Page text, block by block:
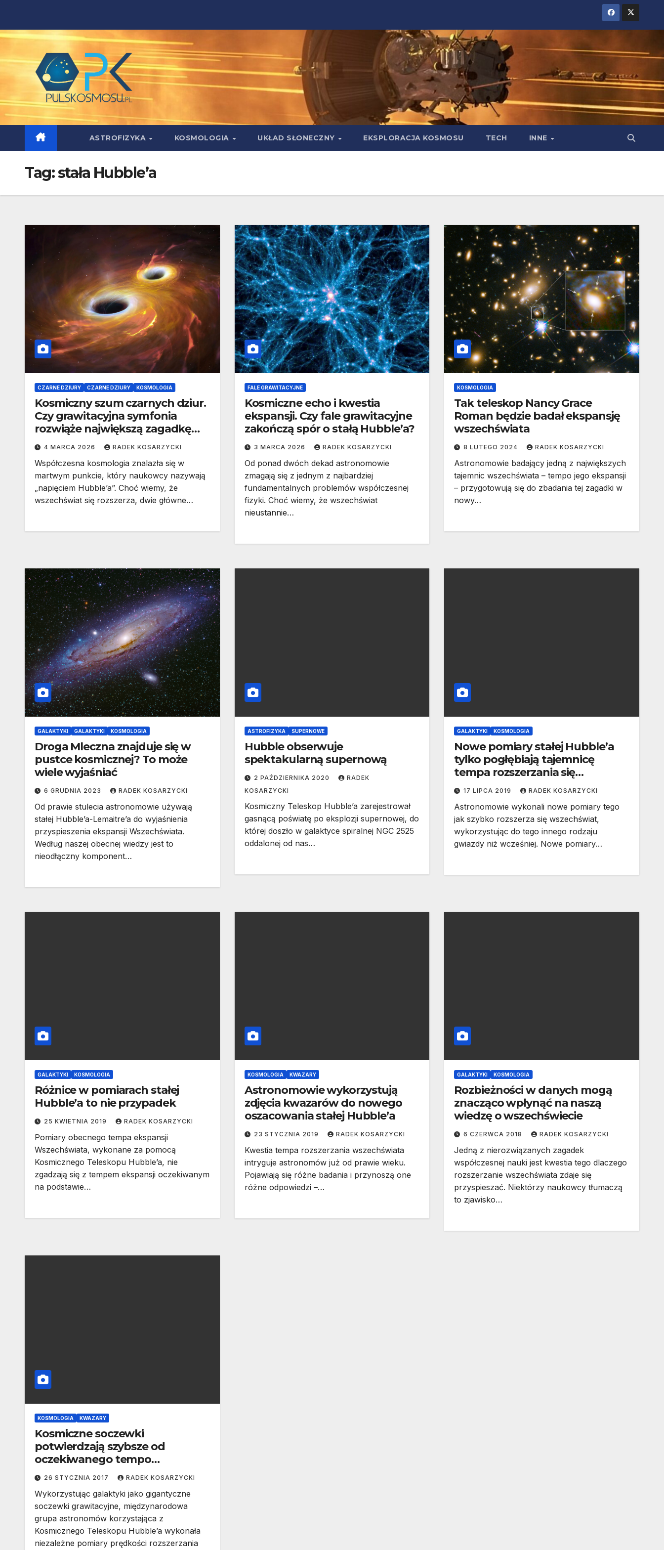
content
ASTROFIZYKA KOSMOLOGIA UKŁAD SŁONECZNY EKSPLORACJA KOSMOSU TECH INNE
Tag:stała Hubble’a
CZARNE DZIURY CZARNE DZIURY KOSMOLOGIA
Kosmiczny szum czarnych dziur.
Czy grawitacyjna symfonia
rozwiąże największą zagadkę
współczesnej kosmologii?
4 MARCA 2026 RADEK KOSARZYCKI
Współczesna kosmologia znalazła się w
martwym punkcie, który naukowcy nazywają
„napięciem Hubble’a”. Choć wiemy, że
wszechświat się rozszerza, dwie główne…
FALE GRAWITACYJNE
Kosmiczne echo i kwestia
ekspansji. Czy fale grawitacyjne
zakończą spór o stałą Hubble’a?
3 MARCA 2026 RADEK KOSARZYCKI
Od ponad dwóch dekad astronomowie
zmagają się z jednym z najbardziej
fundamentalnych problemów współczesnej
fizyki. Choć wiemy, że wszechświat
nieustannie…
KOSMOLOGIA
Tak teleskop Nancy Grace
Roman będzie badał ekspansję
wszechświata
8 LUTEGO 2024 RADEK KOSARZYCKI
Astronomowie badający jedną z największych
tajemnic wszechświata – tempo jego ekspansji
– przygotowują się do zbadania tej zagadki w
nowy…
GALAKTYKI GALAKTYKI KOSMOLOGIA
Droga Mleczna znajduje się w
pustce kosmicznej? To może
wiele wyjaśniać
6 GRUDNIA 2023 RADEK KOSARZYCKI
Od prawie stulecia astronomowie używają
stałej Hubble’a-Lemaitre’a do wyjaśnienia
przyspieszenia ekspansji Wszechświata.
Według naszej obecnej wiedzy jest to
nieodłączny komponent…
ASTROFIZYKA SUPERNOWE
Hubble obserwuje
spektakularną supernową
2 PAŹDZIERNIKA 2020
RADEK
KOSARZYCKI
Kosmiczny Teleskop Hubble’a zarejestrował
gasnącą poświatę po eksplozji supernowej, do
której doszło w galaktyce spiralnej NGC 2525
oddalonej od nas…
GALAKTYKI KOSMOLOGIA
Nowe pomiary stałej Hubble’a
tylko pogłębiają tajemnicę
tempa rozszerzania się
wszechświata
17 LIPCA 2019 RADEK KOSARZYCKI
Astronomowie wykonali nowe pomiary tego
jak szybko rozszerza się wszechświat,
wykorzystując do tego innego rodzaju
gwiazdy niż wcześniej. Nowe pomiary…
GALAKTYKI KOSMOLOGIA
Różnice w pomiarach stałej
Hubble’a to nie przypadek
25 KWIETNIA 2019 RADEK KOSARZYCKI
Pomiary obecnego tempa ekspansji
Wszechświata, wykonane za pomocą
Kosmicznego Teleskopu Hubble’a, nie
zgadzają się z tempem ekspansji oczekiwanym
na podstawie…
KOSMOLOGIA KWAZARY
Astronomowie wykorzystują
zdjęcia kwazarów do nowego
oszacowania stałej Hubble’a
23 STYCZNIA 2019 RADEK KOSARZYCKI
Kwestia tempa rozszerzania wszechświata
intryguje astronomów już od prawie wieku.
Pojawiają się różne badania i przynoszą one
różne odpowiedzi –…
GALAKTYKI KOSMOLOGIA
Rozbieżności w danych mogą
znacząco wpłynąć na naszą
wiedzę o wszechświecie
6 CZERWCA 2018 RADEK KOSARZYCKI
Jedną z nierozwiązanych zagadek
współczesnej nauki jest kwestia tego dlaczego
rozszerzanie wszechświata zdaje się
przyspieszać. Niektórzy naukowcy tłumaczą
to zjawisko…
KOSMOLOGIA KWAZARY
Kosmiczne soczewki
potwierdzają szybsze od
oczekiwanego tempo
rozszerzania Wszechświata
26 STYCZNIA 2017 RADEK KOSARZYCKI
Wykorzystując galaktyki jako gigantyczne
soczewki grawitacyjne, międzynarodowa
grupa astronomów korzystająca z
Kosmicznego Teleskopu Hubble’a wykonała
niezależne pomiary prędkości rozszerzania